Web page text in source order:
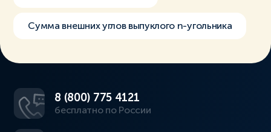
Сумма внешних углов выпуклого n-угольника
8 (800) 775 4121
бесплатно по России